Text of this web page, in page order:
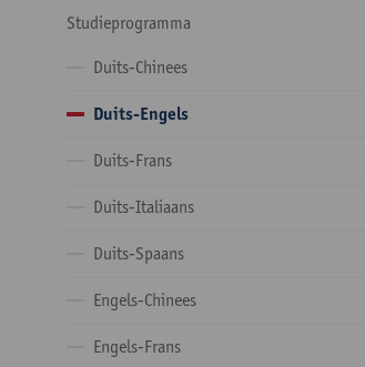
Studieprogramma
Duits-Chinees
Duits-Engels
Duits-Frans
Duits-Italiaans
Duits-Spaans
Engels-Chinees
Engels-Frans